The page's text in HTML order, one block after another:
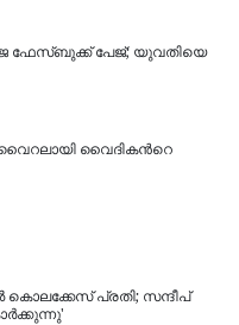
ഫേസ്ബുക്ക് പേജ്; യുവതിയെ
വൈറലായി വൈദികന്‍റെ
പ്രതി; സന്ദീപ്